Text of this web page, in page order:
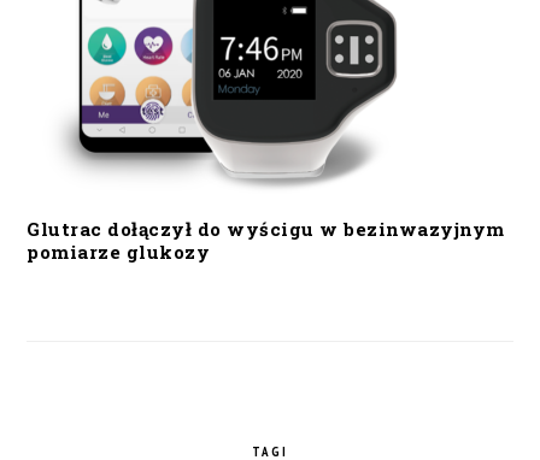
Glutrac dołączył do wyścigu w bezinwazyjnym
pomiarze glukozy
TAGI